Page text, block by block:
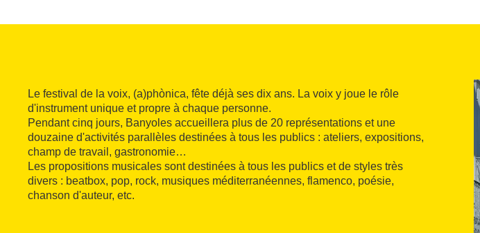
Le festival de la voix, (a)phònica, fête déjà ses dix ans. La voix y joue le rôle
d'instrument unique et propre à chaque personne.
Pendant cinq jours, Banyoles accueillera plus de 20 représentations et une
douzaine d'activités parallèles destinées à tous les publics : ateliers, expositions,
champ de travail, gastronomie…
Les propositions musicales sont destinées à tous les publics et de styles très
divers : beatbox, pop, rock, musiques méditerranéennes, flamenco, poésie,
chanson d'auteur, etc.